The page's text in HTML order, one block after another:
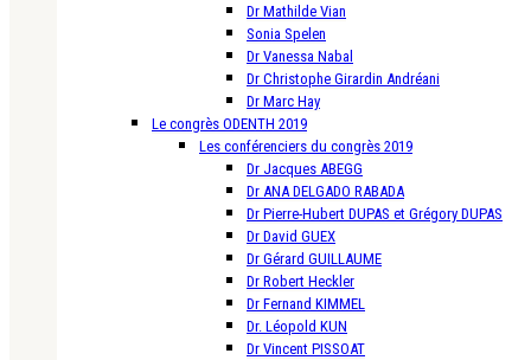
Dr Mathilde Vian
Sonia Spelen
Dr Vanessa Nabal
Dr Christophe Girardin Andréani
Dr Marc Hay
Le congrès ODENTH 2019
Les conférenciers du congrès 2019
Dr Jacques ABEGG
Dr ANA DELGADO RABADA
Dr Pierre-Hubert DUPAS et Grégory DUPAS
Dr David GUEX
Dr Gérard GUILLAUME
Dr Robert Heckler
Dr Fernand KIMMEL
Dr. Léopold KUN
Dr Vincent PISSOAT